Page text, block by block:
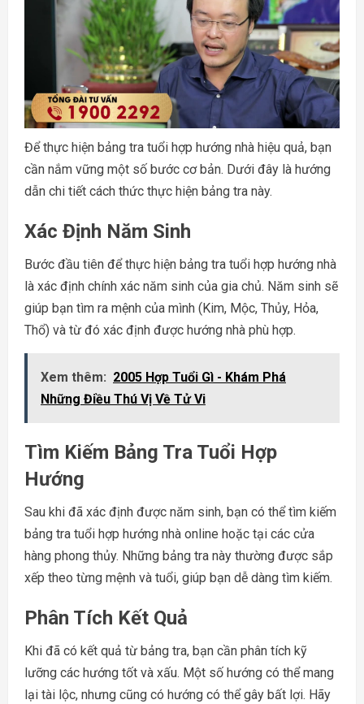
Để thực hiện bảng tra tuổi hợp hướng nhà hiệu quả, bạn
cần nắm vững một số bước cơ bản. Dưới đây là hướng
dẫn chi tiết cách thức thực hiện bảng tra này.
Xác Định Năm Sinh
Bước đầu tiên để thực hiện bảng tra tuổi hợp hướng nhà
là xác định chính xác năm sinh của gia chủ. Năm sinh sẽ
giúp bạn tìm ra mệnh của mình (Kim, Mộc, Thủy, Hỏa,
Thổ) và từ đó xác định được hướng nhà phù hợp.
Xem thêm: 2005 Hợp Tuổi Gì - Khám Phá
Những Điều Thú Vị Về Tử Vi
Tìm Kiếm Bảng Tra Tuổi Hợp
Hướng
Sau khi đã xác định được năm sinh, bạn có thể tìm kiếm
bảng tra tuổi hợp hướng nhà online hoặc tại các cửa
hàng phong thủy. Những bảng tra này thường được sắp
xếp theo từng mệnh và tuổi, giúp bạn dễ dàng tìm kiếm.
Phân Tích Kết Quả
Khi đã có kết quả từ bảng tra, bạn cần phân tích kỹ
lưỡng các hướng tốt và xấu. Một số hướng có thể mang
lại tài lộc, nhưng cũng có hướng có thể gây bất lợi. Hãy